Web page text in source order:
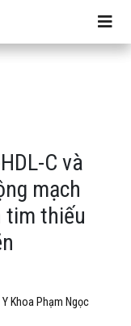
sang thương
C và
mạch
tim thiếu
Khoa Phạm Ngọc